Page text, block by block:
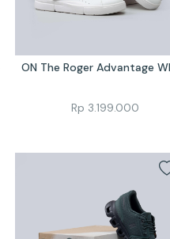
ON The Roger Advantage
Rp 3.199.000